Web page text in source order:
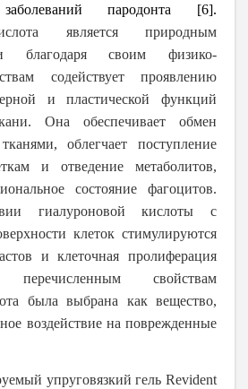
заболеваний пародонта [6].
является природным
благодаря своим физико-
содействует проявлению
и пластической функций
Она обеспечивает обмен
облегчает поступление
и отведение метаболитов,
состояние фагоцитов.
гиалуроновой кислоты с
клеток стимулируются
и клеточная пролиферация
свойствам
была выбрана как вещество,
воздействие на поврежденные
упруговязкий гель Revident